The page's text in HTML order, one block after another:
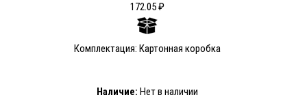
172.05 ₽
Комплектация: Картонная коробка
Наличие: Нет в наличии